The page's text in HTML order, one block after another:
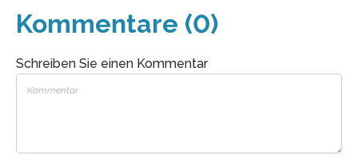
Kommentare (0)
Schreiben Sie einen Kommentar